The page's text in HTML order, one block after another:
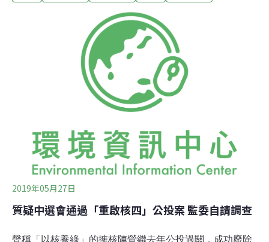
内容，中選會竟然未經舉行聽證會釐清、求證，3月19日
開會審議即認定此公投案合於規定。核四商轉公投案理由
2019年05月27日
質疑中選會通過「重啟核四」公投案 監委自請調查
聲稱「以核養綠」的擁核陣營繼去年公投過關，成功廢除